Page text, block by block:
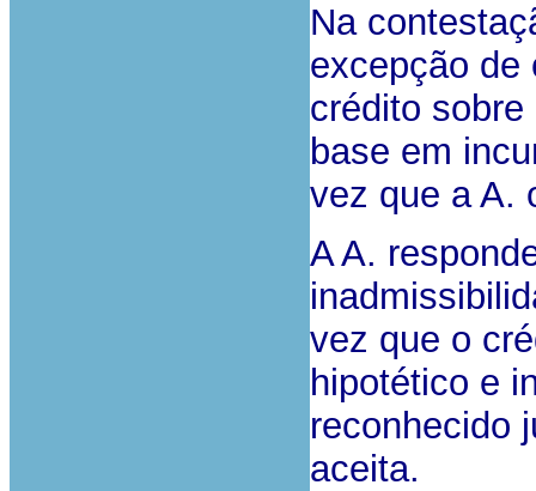
Na
excepção de
crédito
base em
vez que a A.
A A.
vez que o
hipotético e
reconhecido
aceita.